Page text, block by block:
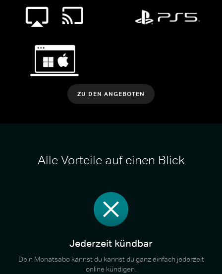
ZU DEN ANGEBOTEN
Alle Vorteile auf einen Blick
Jederzeit kündbar
Dein Monatsabo kannst du kannst du ganz einfach jederzeit
online kündigen.